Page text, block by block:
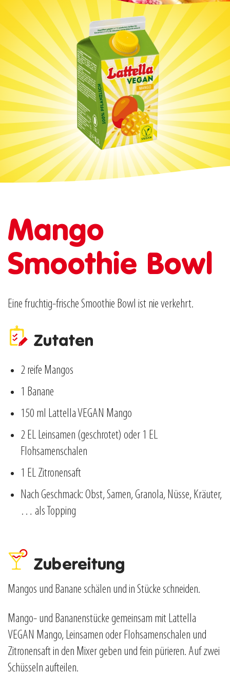
Mango
Smoothie Bowl
Eine fruchtig-frische Smoothie Bowl ist nie verkehrt.
Zutaten
2 reife Mangos
1 Banane
150 ml Lattella VEGAN Mango
2 EL Leinsamen (geschrotet) oder 1 EL
Flohsamenschalen
1 EL Zitronensaft
Nach Geschmack: Obst, Samen, Granola, Nüsse, Kräuter,
… als Topping
Zubereitung
Mangos und Banane schälen und in Stücke schneiden.
Mango- und Bananenstücke gemeinsam mit Lattella
VEGAN Mango, Leinsamen oder Flohsamenschalen und
Zitronensaft in den Mixer geben und fein pürieren. Auf zwei
Schüsseln aufteilen.